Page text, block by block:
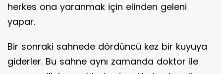
herkes ona yaranmak için elinden geleni
yapar.
Bir sonraki sahnede dördüncü kez bir kuyuya
giderler. Bu sahne aynı zamanda doktor ile